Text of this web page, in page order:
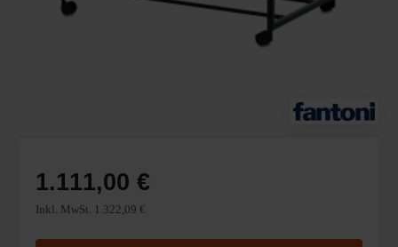
1.111,00 €
Inkl. MwSt. 1.322,09 €